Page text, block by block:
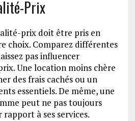
Prix
prix doit être pris en
choix. Comparez différentes
pas influencer
Une location moins chère
des frais cachés ou un
essentiels. De même, une
peut ne pas toujours
à ses services.